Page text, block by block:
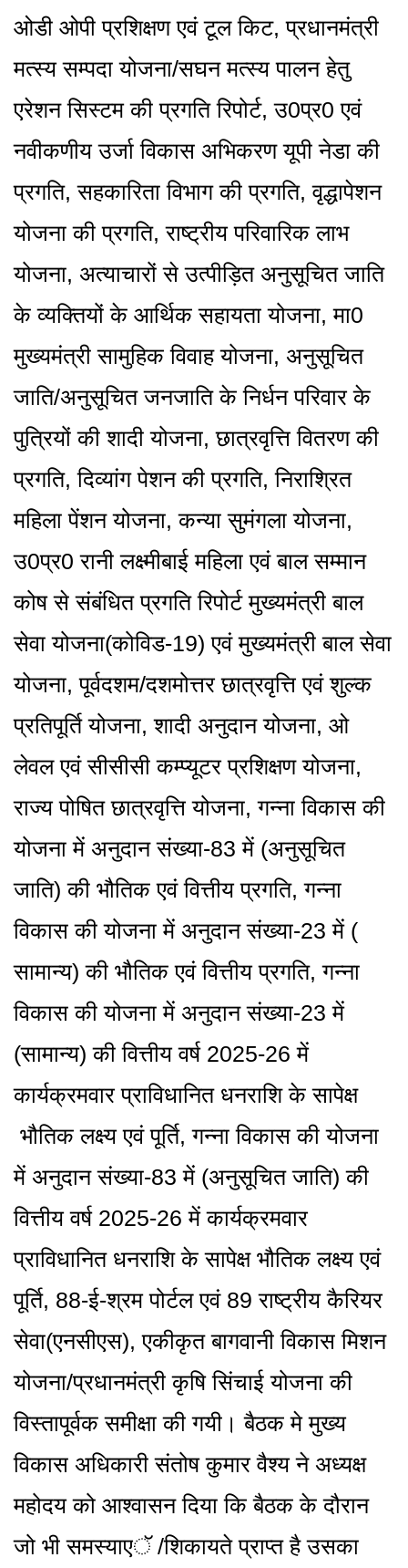
ओडी ओपी प्रशिक्षण एवं टूल किट, प्रधानमंत्री
मत्स्य सम्पदा योजना/सघन मत्स्य पालन हेतु
एरेशन सिस्टम की प्रगति रिपोर्ट, उ0प्र0 एवं
नवीकणीय उर्जा विकास अभिकरण यूपी नेडा की
प्रगति, सहकारिता विभाग की प्रगति, वृद्धापेशन
योजना की प्रगति, राष्ट्रीय परिवारिक लाभ
योजना, अत्याचारों से उत्पीड़ित अनुसूचित जाति
के व्यक्तियों के आर्थिक सहायता योजना, मा0
मुख्यमंत्री सामुहिक विवाह योजना, अनुसूचित
जाति/अनुसूचित जनजाति के निर्धन परिवार के
पुत्रियों की शादी योजना, छात्रवृत्ति वितरण की
प्रगति, दिव्यांग पेशन की प्रगति, निराश्रित
महिला पेंशन योजना, कन्या सुमंगला योजना,
उ0प्र0 रानी लक्ष्मीबाई महिला एवं बाल सम्मान
कोष से संबंधित प्रगति रिपोर्ट मुख्यमंत्री बाल
सेवा योजना(कोविड-19) एवं मुख्यमंत्री बाल सेवा
योजना, पूर्वदशम/दशमोत्तर छात्रवृत्ति एवं शुल्क
प्रतिपूर्ति योजना, शादी अनुदान योजना, ओ
लेवल एवं सीसीसी कम्प्यूटर प्रशिक्षण योजना,
राज्य पोषित छात्रवृत्ति योजना, गन्ना विकास की
योजना में अनुदान संख्या-83 में (अनुसूचित
जाति) की भौतिक एवं वित्तीय प्रगति, गन्ना
विकास की योजना में अनुदान संख्या-23 में (
सामान्य) की भौतिक एवं वित्तीय प्रगति, गन्ना
विकास की योजना में अनुदान संख्या-23 में
(सामान्य) की वित्तीय वर्ष 2025-26 में
कार्यक्रमवार प्राविधानित धनराशि के सापेक्ष
भौतिक लक्ष्य एवं पूर्ति, गन्ना विकास की योजना
में अनुदान संख्या-83 में (अनुसूचित जाति) की
वित्तीय वर्ष 2025-26 में कार्यक्रमवार
प्राविधानित धनराशि के सापेक्ष भौतिक लक्ष्य एवं
पूर्ति, 88-ई-श्रम पोर्टल एवं 89 राष्ट्रीय कैरियर
सेवा(एनसीएस), एकीकृत बागवानी विकास मिशन
योजना/प्रधानमंत्री कृषि सिंचाई योजना की
विस्तापूर्वक समीक्षा की गयी। बैठक मे मुख्य
विकास अधिकारी संतोष कुमार वैश्य ने अध्यक्ष
महोदय को आश्वासन दिया कि बैठक के दौरान
जो भी समस्याएॅ /शिकायते प्राप्त है उसका